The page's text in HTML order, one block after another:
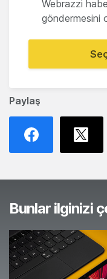
Paylaş
Webrazzi
göndermesini
Bunlar ilginizi